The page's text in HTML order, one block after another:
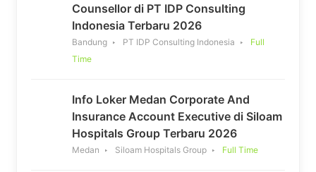
Counsellor di PT IDP Consulting
Indonesia Terbaru 2026
Bandung PT IDP Consulting Indonesia
Full
Time
Info Loker Medan Corporate And
Insurance Account Executive di Siloam
Hospitals Group Terbaru 2026
Medan Siloam Hospitals Group Full Time